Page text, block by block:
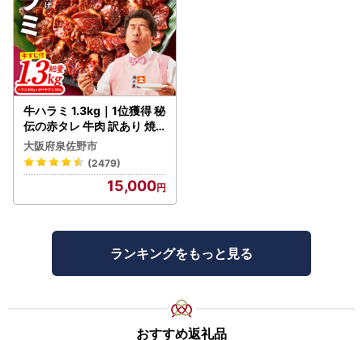
牛ハラミ 1.3kg｜1位獲得 秘
伝の赤タレ 牛肉 訳あり 焼
肉 BBQ
大阪府泉佐野市
(2479)
15,000
ランキングをもっと見る
おすすめ返礼品